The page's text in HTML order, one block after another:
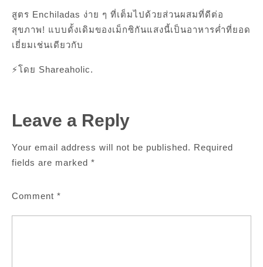
สูตร Enchiladas ง่าย ๆ ที่เต็มไปด้วยส่วนผสมที่ดีต่อ
สุขภาพ! แบบดั้งเดิมของเม็กซิกันแสงนี้เป็นอาหารค่ำที่ยอด
เยี่ยมเช่นเดียวกับ
⚡โดย Shareaholic.
Leave a Reply
Your email address will not be published. Required
fields are marked *
Comment *